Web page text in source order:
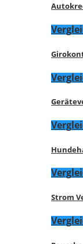
Strom